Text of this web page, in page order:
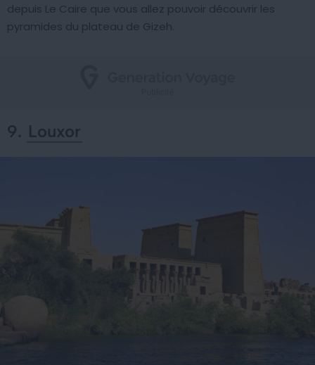
depuis Le Caire que vous allez pouvoir découvrir les
pyramides du plateau de Gizeh.
9. Louxor